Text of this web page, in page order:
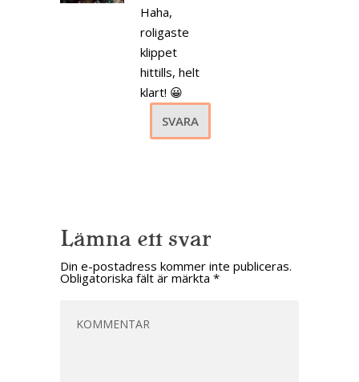
Haha,
roligaste
klippet
hittills, helt
klart! 😀
SVARA
Lämna ett svar
Din e-postadress kommer inte publiceras.
Obligatoriska fält är märkta *